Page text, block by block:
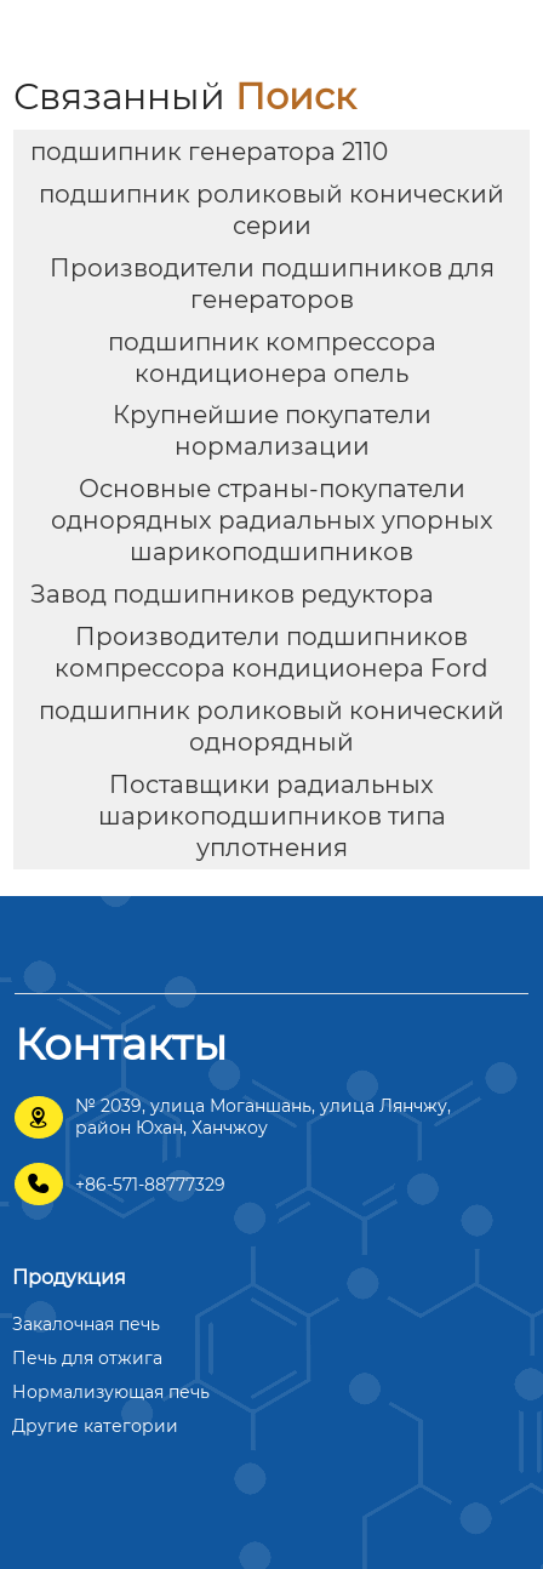
Связанный Поиск
подшипник генератора 2110
подшипник роликовый конический
серии
Производители подшипников для
генераторов
подшипник компрессора
кондиционера опель
Крупнейшие покупатели
нормализации
Основные страны-покупатели
однорядных радиальных упорных
шарикоподшипников
Завод подшипников редуктора
Производители подшипников
компрессора кондиционера Ford
подшипник роликовый конический
однорядный
Поставщики радиальных
шарикоподшипников типа
уплотнения
Контакты

№ 2039, улица Моганшань, улица Лянчжу,
район Юхан, Ханчжоу
 +86-571-88777329
Продукция
Закалочная печь
Печь для отжига
Нормализующая печь
Другие категории